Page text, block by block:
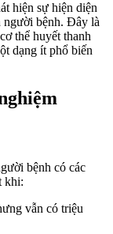
hiện sự hiện diện
người bệnh. Đây là
thể huyết thanh
dạng ít phổ biến
bệnh có các
khi:
vẫn có triệu